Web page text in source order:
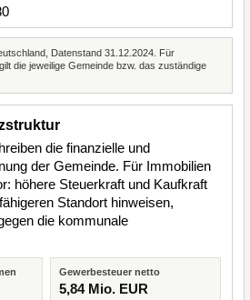
Datenstand 31.12.2024. Für
die jeweilige Gemeinde bzw. das zuständige
die finanzielle und
der Gemeinde. Für Immobilien
höhere Steuerkraft und Kaufkraft
Standort hinweisen,
die kommunale
Gewerbesteuer netto
5,84 Mio. EUR